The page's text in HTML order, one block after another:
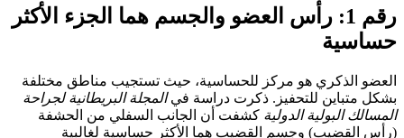
رقم 1: رأس العضو والجسم هما الجزء الأكثر
حساسية
العضو الذكري هو مركز للحساسية، حيث تستجيب مناطق مختلفة
بشكل متباين للتحفيز. ذكرت دراسة فيالمجلة البريطانية لجراحة
المسالك البولية الدولية كشفت أن الجانب السفلي من الحشفة
(رأس القضيب) وجسم القضيب هما الأكثر حساسية لغالبية